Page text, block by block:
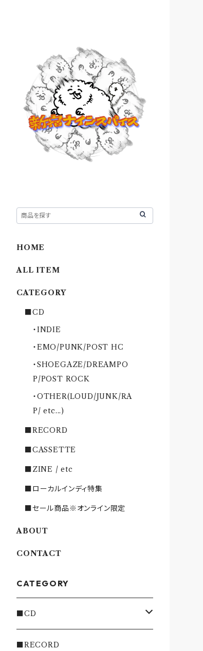
HOME
ALL ITEM
CATEGORY
■CD
・INDIE
・EMO/PUNK/POST HC
・SHOEGAZE/DREAMPO
P/POST ROCK
・OTHER(LOUD/JUNK/RA
P/ etc...)
■RECORD
■CASSETTE
■ZINE / etc
■ローカルインディ特集
■セール商品※オンライン限定
ABOUT
CONTACT
CATEGORY
■CD
・INDIE
■RECORD